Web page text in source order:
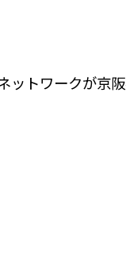
ットワークが京